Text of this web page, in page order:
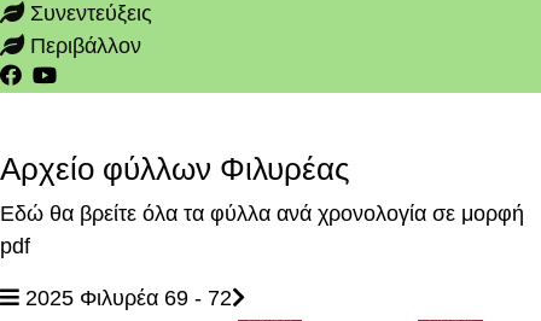
Συνεντεύξεις
Περιβάλλον
Αρχείο φύλλων Φιλυρέας
Εδώ θα βρείτε όλα τα φύλλα ανά χρονολογία σε μορφή
pdf
2025 Φιλυρέα 69 - 72